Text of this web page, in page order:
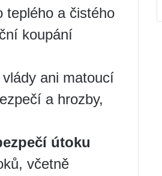
teplého a čistého
koupání
ani matoucí
a hrozby,
útoku
včetně